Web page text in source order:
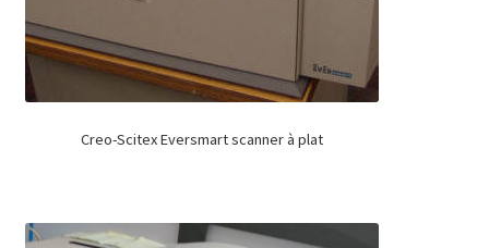
Creo-Scitex Eversmart scanner à plat